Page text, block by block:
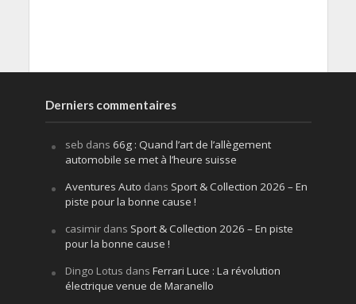
Derniers commentaires
seb dans 66g : Quand l’art de l’allègement
automobile se met à l’heure suisse
Aventures Auto dans Sport & Collection 2026 – En
piste pour la bonne cause !
casimirdans Sport & Collection 2026 – En piste
pour la bonne cause !
Dingo Lotus dans Ferrari Luce : La révolution
électrique venue de Maranello